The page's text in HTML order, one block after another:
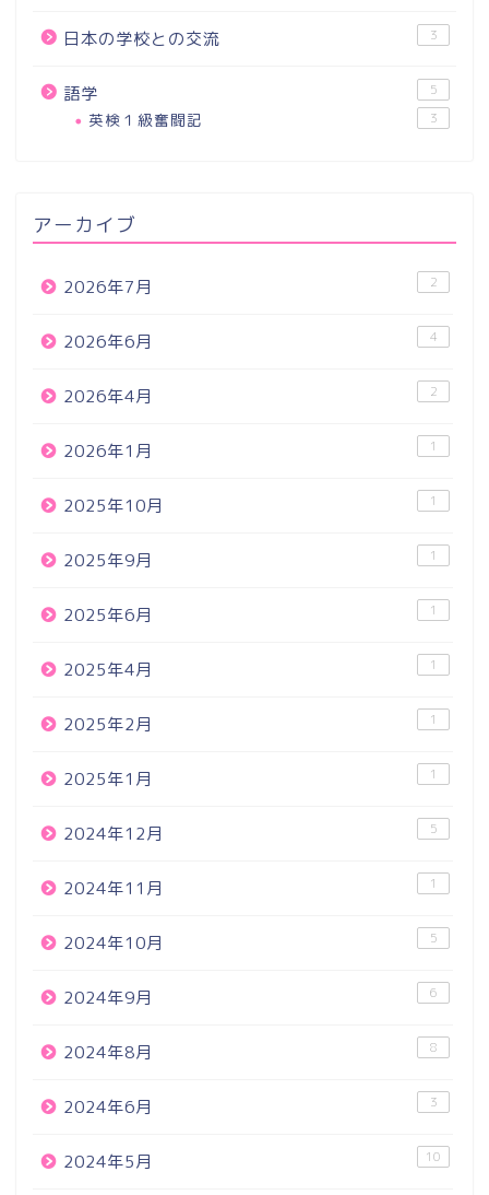
日本の学校との交流 3
語学 5
英検１級奮闘記 3
アーカイブ
2026年7月 2
2026年6月 4
2026年4月 2
2026年1月 1
2025年10月 1
2025年9月 1
2025年6月 1
2025年4月 1
2025年2月 1
2025年1月 1
2024年12月 5
2024年11月 1
2024年10月 5
2024年9月 6
2024年8月 8
2024年6月 3
2024年5月 10